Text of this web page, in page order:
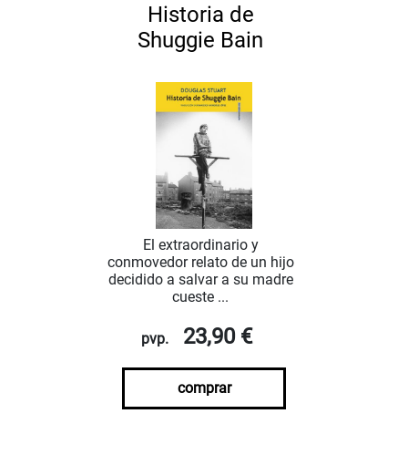
Historia de
Shuggie Bain
El extraordinario y
conmovedor relato de un hijo
decidido a salvar a su madre
cueste ...
pvp. 23,90 €
comprar